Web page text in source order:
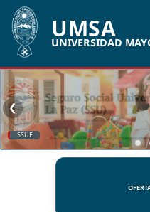
UMSA
UNIVERSIDAD
SSUE
❮